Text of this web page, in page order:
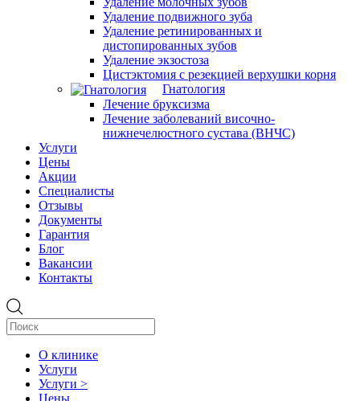
Удаление подвижного зуба
Удаление ретинированных и
дистопированных зубов
Удаление экзостоза
Цистэктомия с резекцией верхушки корня
Гнатология
Лечение бруксизма
Лечение заболеваний височно-
нижнечелюстного сустава (ВНЧС)
Услуги
Цены
Акции
Специалисты
Отзывы
Документы
Гарантия
Блог
Вакансии
Контакты
О клинике
Услуги
Услуги >
Цены